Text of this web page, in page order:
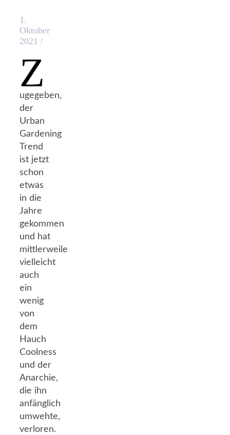
1.
Oktober
2021 /
Z
ugegeben,
der
Urban
Gardening
Trend
ist jetzt
schon
etwas
in die
Jahre
gekommen
und hat
mittlerweile
vielleicht
auch
ein
wenig
von
dem
Hauch
Coolness
und der
Anarchie,
die ihn
anfänglich
umwehte,
verloren.